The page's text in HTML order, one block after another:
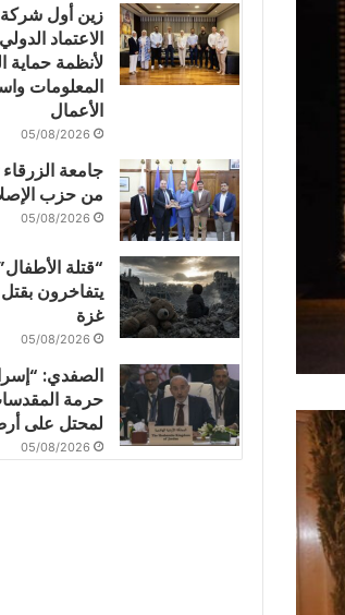
زين أول شركة
الاعتماد
لأنظمة حماية
المعلومات
الأعمال
05/08/2026
جامعة
من حزب
05/08/2026
“قتلة
يتفاخرون
غزة
05/08/2026
الصفدي:
حرمة
لمحتل على
05/08/2026